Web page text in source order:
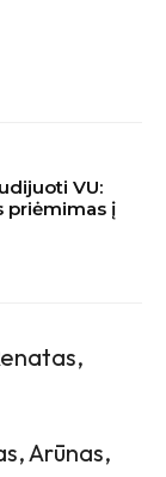
VU:
priėmimas į
Arūnas,